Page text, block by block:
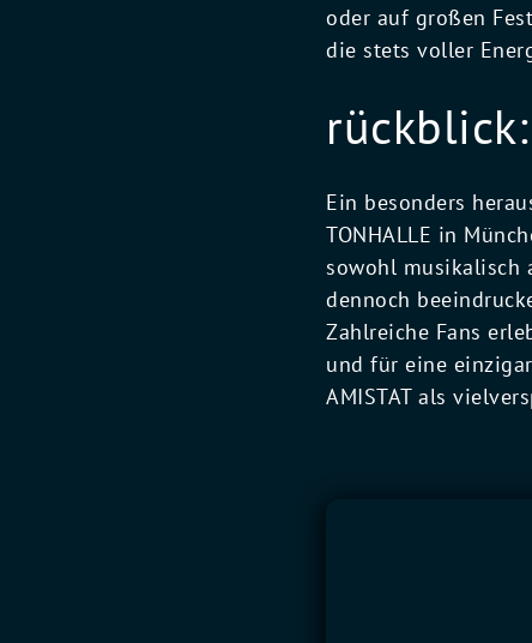
oder auf großen
die stets voller
Ein besonders
TONHALLE in
sowohl musikalisch
dennoch
Zahlreiche Fans
und für eine
AMISTAT als